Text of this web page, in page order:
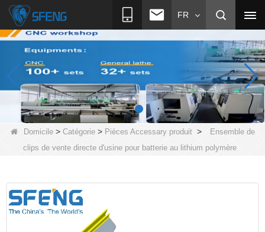
FR
Domicile> Catégorie> Pièces Accessary produit>
Ensemble de
clips de vente directe d'usine pour batterie au lithium polymère